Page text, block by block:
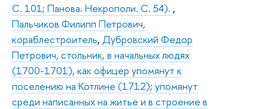
С. 101; Панова. Некрополи. С. 54). ,
Пальчиков Филипп Петрович,
кораблестроитель, Дубровский Федор
Петрович, стольник, в начальных людях
(1700-1701), как офицер упомянут к
поселению на Котлине (1712); упомянут
среди написанных на житье и в строение в